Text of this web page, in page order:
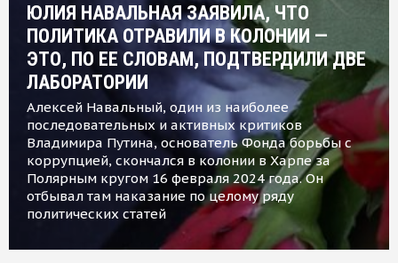
ЮЛИЯ НАВАЛЬНАЯ ЗАЯВИЛА, ЧТО
ПОЛИТИКА ОТРАВИЛИ В КОЛОНИИ —
ЭТО, ПО ЕЕ СЛОВАМ, ПОДТВЕРДИЛИ ДВЕ
ЛАБОРАТОРИИ
Алексей Навальный, один из наиболее
последовательных и активных критиков
Владимира Путина, основатель Фонда борьбы с
коррупцией, скончался в колонии в Харпе за
Полярным кругом 16 февраля 2024 года. Он
отбывал там наказание по целому ряду
политических статей